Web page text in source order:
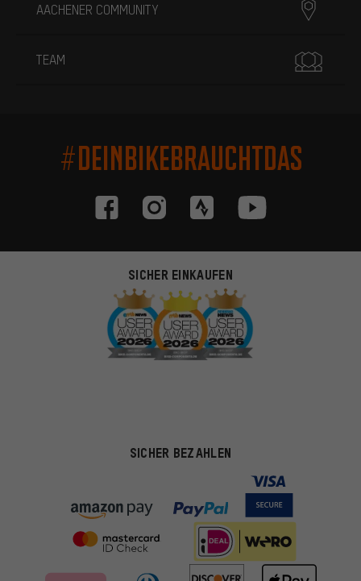
AACHENER COMMUNITY
TEAM
#DEINBIKEBRAUCHTDAS
SICHER EINKAUFEN
SICHER BEZAHLEN